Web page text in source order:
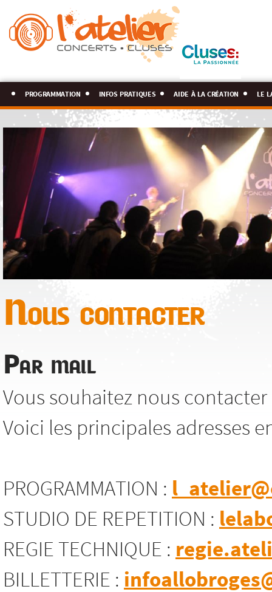
programmation infos pratiques aide à la création le
Nous contacter
Par mail
Vous souhaitez nous contacter
Voici les principales adresses
PROGRAMMATION :
STUDIO DE REPETITION :
REGIE TECHNIQUE :
BILLETTERIE :